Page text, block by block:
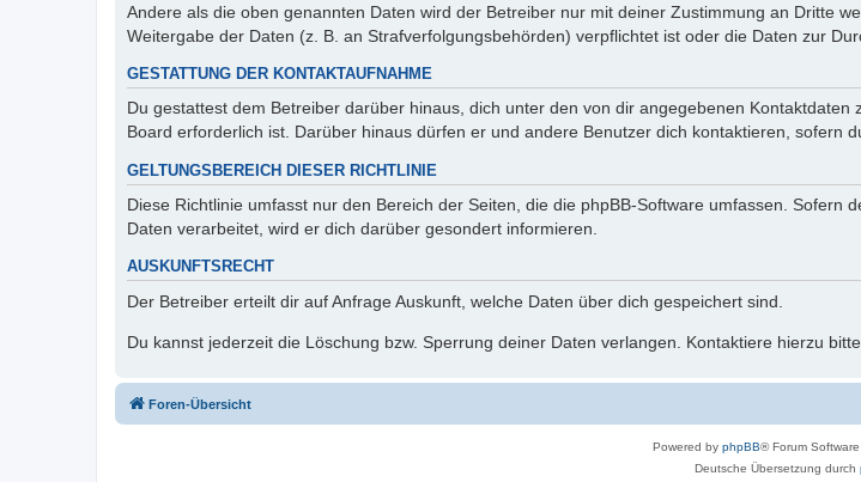
Andere als die oben genannten Daten wird der Betreiber nur mit deiner Zustimmung an Dritte
Weitergabe der Daten (z. B. an Strafverfolgungsbehörden) verpflichtet ist oder die Daten zur
GESTATTUNG DER KONTAKTAUFNAHME
Du gestattest dem Betreiber darüber hinaus, dich unter den von dir angegebenen
Board erforderlich ist. Darüber hinaus dürfen er und andere Benutzer dich kontaktieren, sofern
GELTUNGSBEREICH DIESER RICHTLINIE
Diese Richtlinie umfasst nur den Bereich der Seiten, die die phpBB-Software umfassen.
Daten verarbeitet, wird er dich darüber gesondert informieren.
AUSKUNFTSRECHT
Der Betreiber erteilt dir auf Anfrage Auskunft, welche Daten über dich gespeichert sind.
Du kannst jederzeit die Löschung bzw. Sperrung deiner Daten verlangen. Kontaktiere hierzu
Foren-Übersicht
Powered by phpBB® Forum
Deutsche Übersetzung durch